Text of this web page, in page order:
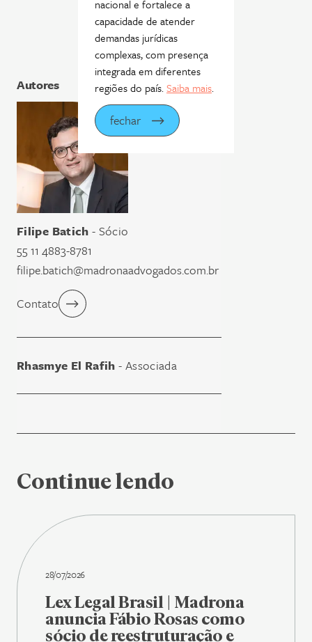
Autores
Filipe Batich - Sócio
55 11 4883-8781
filipe.batich@madronaadvogados.com.br
Contato
Rhasmye El Rafih - Associada
Continue lendo
28/07/2026
Lex Legal Brasil | Madrona
anuncia Fábio Rosas como
sócio de reestruturação e
nacional e fortalece a
capacidade de atender
demandas jurídicas
complexas, com presença
integrada em diferentes
regiões do país.Saiba mais.
fechar